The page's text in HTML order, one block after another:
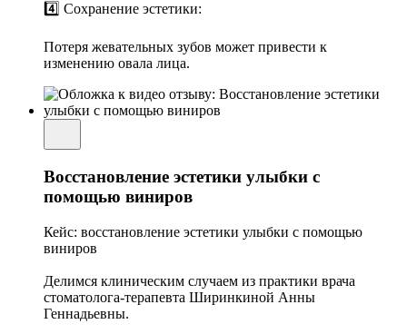
4️⃣ Сохранение эстетики:
Потеря жевательных зубов может привести к
изменению овала лица.
Восстановление эстетики улыбки с
помощью виниров
Кейс: восстановление эстетики улыбки с помощью
виниров
Делимся клиническим случаем из практики врача
стоматолога-терапевта Ширинкиной Анны
Геннадьевны.